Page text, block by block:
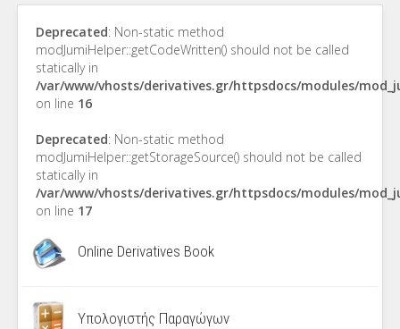
Deprecated: Non-static method
modJumiHelper::getCodeWritten() should not be called
statically in
/var/www/vhosts/derivatives.gr/httpsdocs/modules/
on line 16
Deprecated: Non-static method
modJumiHelper::getStorageSource() should not be called
statically in
/var/www/vhosts/derivatives.gr/httpsdocs/modules/
on line 17
Online Derivatives Book
Υπολογιστής Παραγώγων